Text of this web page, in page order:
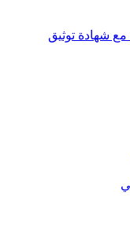
مع شهادة توثيق